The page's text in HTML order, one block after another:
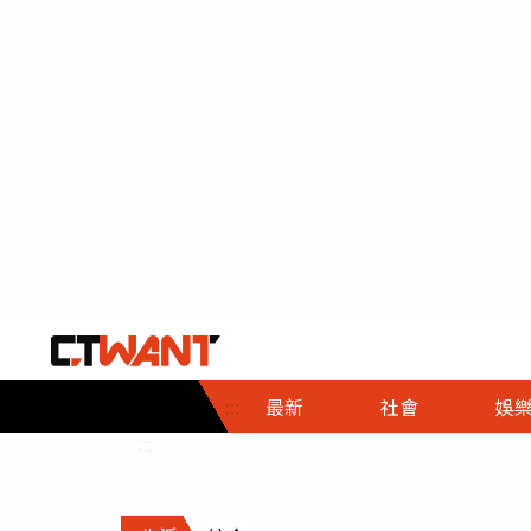
::: 最新 社會
社會首頁
時事
調查
娛樂
娛樂首頁
即時
財經首頁
熱線
政